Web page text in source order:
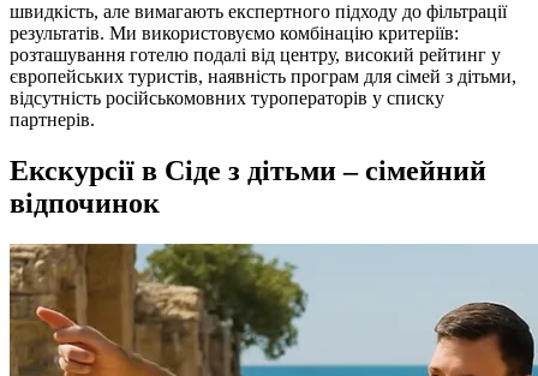
швидкість, але вимагають експертного підходу до фільтрації
результатів. Ми використовуємо комбінацію критеріїв:
розташування готелю подалі від центру, високий рейтинг у
європейських туристів, наявність програм для сімей з дітьми,
відсутність російськомовних туроператорів у списку
партнерів.
Екскурсії в Сіде з дітьми – сімейний
відпочинок